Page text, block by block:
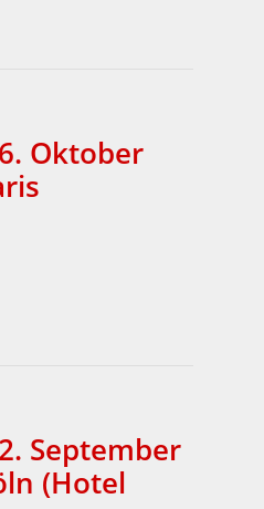
Oktober
September
(Hotel